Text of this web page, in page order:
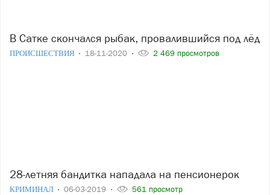
В Сатке скончался рыбак, провалившийся под лёд
ПРОИСШЕСТВИЯ 18-11-2020 2 469 просмотров
28-летняя бандитка нападала на пенсионерок
КРИМИНАЛ 06-03-2019 561 просмотр